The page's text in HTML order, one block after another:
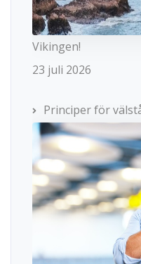
Vikingen!
23 juli 2026
Principer för